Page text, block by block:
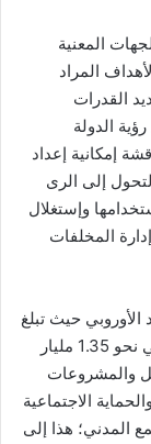
المعنية
المراد
القدرات
الدولة
إمكانية إعداد
إلى الرى
وإستغلال
المخلفات
الأوروبي حيث تبلغ
محفظة التعاون الحالية بين مصر والاتحاد الأوروبي نحو 1.35 مليار
والمشروعات
الاجتماعية
المدني؛ هذا إلى